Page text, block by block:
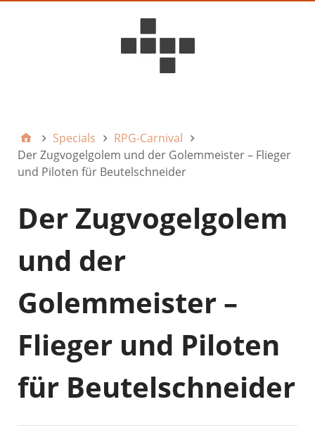
Specials
RPG-Carnival
Der Zugvogelgolem und der Golemmeister – Flieger
und Piloten für Beutelschneider
Der Zugvogelgolem
und der
Golemmeister –
Flieger und Piloten
für Beutelschneider